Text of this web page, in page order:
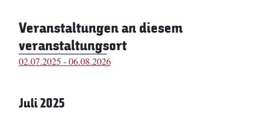
Veranstaltungen an diesem
veranstaltungsort
02.07.2025 - 06.08.2026
Juli 2025